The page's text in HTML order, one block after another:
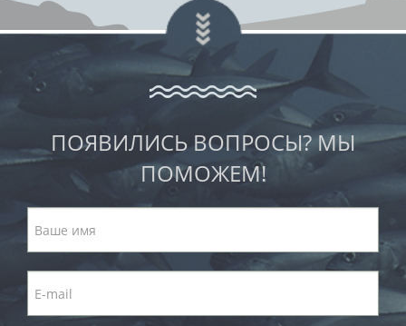
ПОЯВИЛИСЬ ВОПРОСЫ? МЫ
ПОМОЖЕМ!